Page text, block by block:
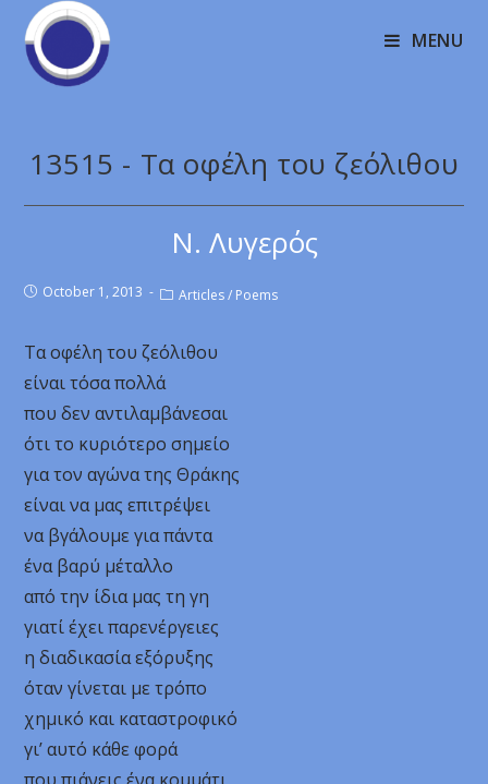
MENU
13515 - Τα οφέλη του ζεόλιθου
Ν. Λυγερός
October 1, 2013 Articles / Poems
Τα οφέλη του ζεόλιθου
είναι τόσα πολλά
που δεν αντιλαμβάνεσαι
ότι το κυριότερο σημείο
για τον αγώνα της Θράκης
είναι να μας επιτρέψει
να βγάλουμε για πάντα
ένα βαρύ μέταλλο
από την ίδια μας τη γη
γιατί έχει παρενέργειες
η διαδικασία εξόρυξης
όταν γίνεται με τρόπο
χημικό και καταστροφικό
γι’ αυτό κάθε φορά